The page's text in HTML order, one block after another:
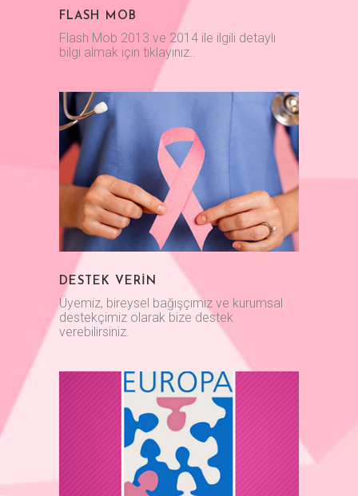
FLASH MOB
Flash Mob 2013 ve 2014 ile ilgili detaylı
bilgi almak için tıklayınız..
DESTEK VERİN
Üyemiz, bireysel bağışçımız ve kurumsal
destekçimiz olarak bize destek
verebilirsiniz.